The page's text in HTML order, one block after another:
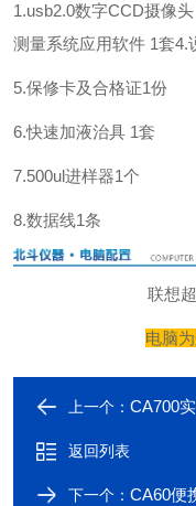
1.usb2.0数字CCD摄像
测量系统应用软件 1套4.
5.保修卡及合格证1份
6.快速加液治具 1套
7.500ul进样器1个
8.数据线1条
联想
电脑
上一个： CA700
返回列表
下一个： CA60便